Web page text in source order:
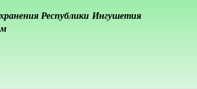
Республики Ингушетия